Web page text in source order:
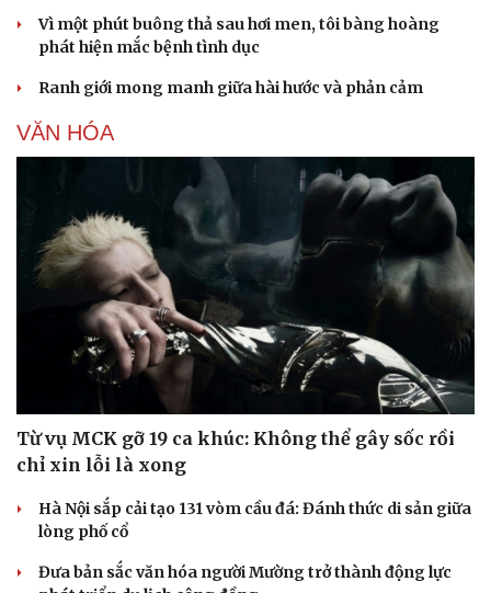
Vì một phút buông thả sau hơi men, tôi bàng hoàng
phát hiện mắc bệnh tình dục
Ranh giới mong manh giữa hài hước và phản cảm
VĂN HÓA
Từ vụ MCK gỡ 19 ca khúc: Không thể gây sốc rồi
chỉ xin lỗi là xong
Hà Nội sắp cải tạo 131 vòm cầu đá: Đánh thức di sản giữa
lòng phố cổ
Đưa bản sắc văn hóa người Mường trở thành động lực